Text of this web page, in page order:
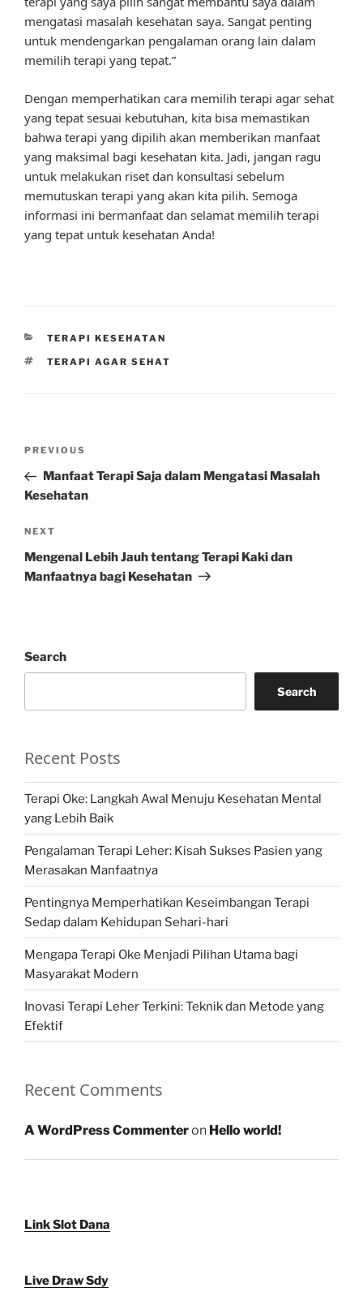
mengatasi masalah kesehatan saya. Sangat penting
untuk mendengarkan pengalaman orang lain dalam
memilih terapi yang tepat.”
Dengan memperhatikan cara memilih terapi agar sehat
yang tepat sesuai kebutuhan, kita bisa memastikan
bahwa terapi yang dipilih akan memberikan manfaat
yang maksimal bagi kesehatan kita. Jadi, jangan ragu
untuk melakukan riset dan konsultasi sebelum
memutuskan terapi yang akan kita pilih. Semoga
informasi ini bermanfaat dan selamat memilih terapi
yang tepat untuk kesehatan Anda!
CATEGORIES
TERAPI KESEHATAN
TAGS
TERAPI AGAR SEHAT
Previous
Post
PREVIOUS
Manfaat Terapi Saja dalam Mengatasi Masalah
Kesehatan
Next
Post
NEXT
Mengenal Lebih Jauh tentang Terapi Kaki dan
Manfaatnya bagi Kesehatan
Search
Search
Recent Posts
Terapi Oke: Langkah Awal Menuju Kesehatan Mental
yang Lebih Baik
Pengalaman Terapi Leher: Kisah Sukses Pasien yang
Merasakan Manfaatnya
Pentingnya Memperhatikan Keseimbangan Terapi
Sedap dalam Kehidupan Sehari-hari
Mengapa Terapi Oke Menjadi Pilihan Utama bagi
Masyarakat Modern
Inovasi Terapi Leher Terkini: Teknik dan Metode yang
Efektif
Recent Comments
A WordPress Commenteron Hello world!
Link Slot Dana
Live Draw Sdy